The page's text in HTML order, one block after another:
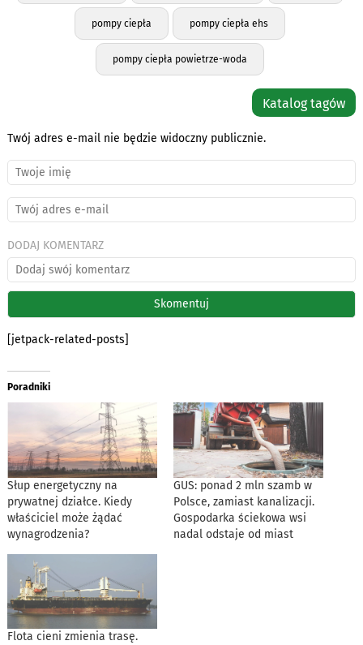
pompy ciepła pompy ciepła ehs
pompy ciepła powietrze-woda
Katalog tagów
Twój adres e-mail nie będzie widoczny publicznie.
DODAJ KOMENTARZ
[jetpack-related-posts]
Poradniki
Słup energetyczny na
prywatnej działce. Kiedy
właściciel może żądać
wynagrodzenia?
GUS: ponad 2 mln szamb w
Polsce, zamiast kanalizacji.
Gospodarka ściekowa wsi
nadal odstaje od miast
Flota cieni zmienia trasę.